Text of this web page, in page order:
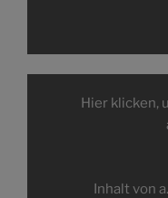
Inhalt
Hier klicken,
Inhalt von